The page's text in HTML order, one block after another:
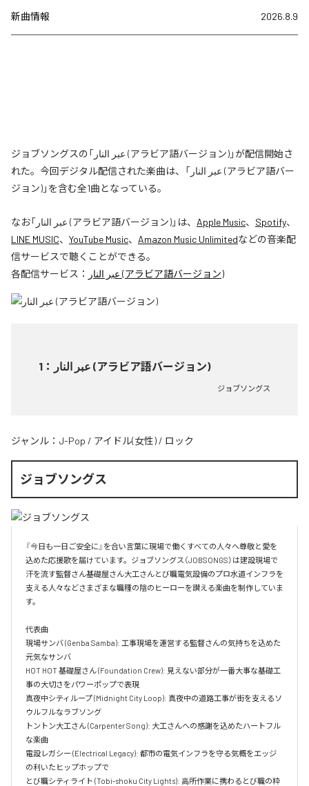
新曲情報 2026.8.9
ジョブソングスの「عبر النار (アラビア語バージョン)」が配信開始さ
れた。今回デジタル配信された楽曲は、「عبر النار (アラビア語バー
ジョン)」を含む全1曲となっている。
なお「 عبر النار (アラビア語バージョン)」は、 Apple Music、 Spotify、
LINE MUSIC、 YouTube Music、 Amazon Music Unlimitedなどの音楽配
信サービスで聴くことができる。
各配信サービス：
عبر النار (アラビア語バージョン)
1 ： عبر النار (アラビア語バージョン)
ジョブソングス
ジャンル： J-Pop / アイドル(女性) / ロック
ジョブソングス
『今日も一日ご安全に』を合い言葉に現場で働くすべての人々へ尊敬と愛を
込めた応援歌を届けています。ジョブソングス（JOBSONGS）は建設現場で
汗を流す監督さん基礎屋さん大工さんとび職電気設備のプロ水道インフラを
支える人々などさまざまな職種の陰のヒーローを讃える楽曲を制作していま
す。
代表曲
現場サンバ (Genba Samba): 工事現場を運営する監督さんの気持ちを込めた
元気なサンバ
HOT HOT 基礎屋さん (Foundation Crew): 見えない部分が一番大事な基礎工
事の大切さをパワーポップで表現
真夜中シティループ (Midnight City Loop): 真夜中の道路工事が街を支えるソ
ウルフルなラブソング
トントン大工さん (Carpenter Song): 大工さんへの感謝を込めたハートフル
な楽曲
電設レガシー (Electrical Legacy): 都市の電気インフラを守る気概をエッジ
の利いたヒップホップで
とび職シティライト (Tobi-shoku City Lights): 高所作業に携わるとび職の粋